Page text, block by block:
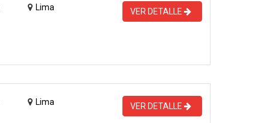
Lima VER DETALLE
Lima VER DETALLE